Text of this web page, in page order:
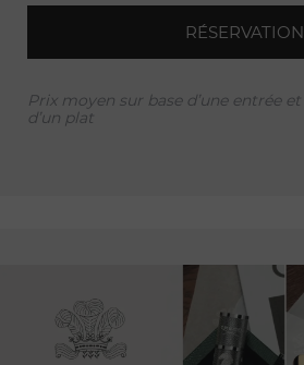
RÉSERVATION
Prix moyen sur base d’une entrée et
d’un plat